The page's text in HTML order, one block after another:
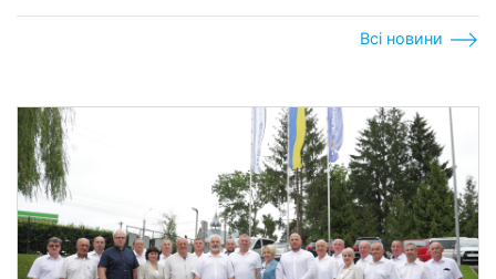
Всі новини